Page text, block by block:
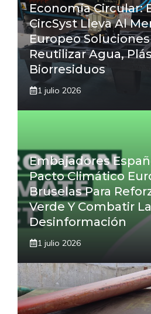
Economía Circular:
CircSyst Lleva Al
Europeo Soluciones
Reutilizar Agua,
Biorresiduos
1 julio 2026
Embajadores
Pacto Climático
Bruselas Para
Verde Y Combatir La
Desinformación
1 julio 2026